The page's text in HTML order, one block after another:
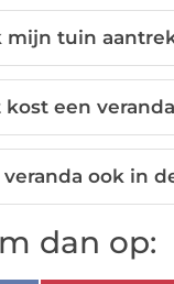
mijn tuin
kost een
veranda ook in
dan op: